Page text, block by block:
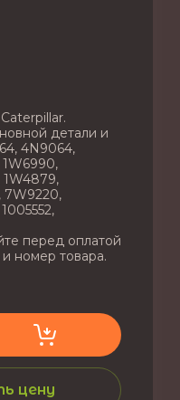
детали и
4N9064,
1W4879,
7W9220,
перед оплатой
номер товара.
цену